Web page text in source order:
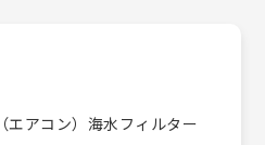
エアコン）海水フィルター